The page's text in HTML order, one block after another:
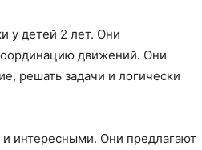
у детей 2 лет. Они
движений. Они
решать задачи и логически
интересными. Они предлагают